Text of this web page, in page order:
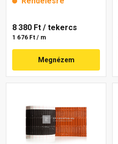
8 380 Ft / tekercs
1 676 Ft / m
Megnézem